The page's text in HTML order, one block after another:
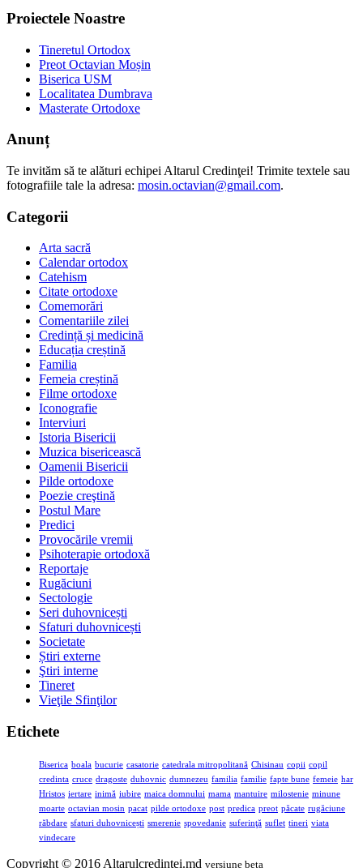
Proiectele Noastre
Tineretul Ortodox
Preot Octavian Moșin
Biserica USM
Localitatea Dumbrava
Masterate Ortodoxe
Anunț
Te invităm să te alături echipei Altarul Credinţei! Trimite textele sau
fotografiile tale la adresa: mosin.octavian@gmail.com.
Categorii
Arta sacră
Calendar ortodox
Catehism
Citate ortodoxe
Comemorări
Comentariile zilei
Credință și medicină
Educația creștină
Familia
Femeia creștină
Filme ortodoxe
Iconografie
Interviuri
Istoria Bisericii
Muzica bisericească
Oamenii Bisericii
Pilde ortodoxe
Poezie creştină
Postul Mare
Predici
Provocările vremii
Psihoterapie ortodoxă
Reportaje
Rugăciuni
Sectologie
Seri duhovnicești
Sfaturi duhovnicești
Societate
Știri externe
Ştiri interne
Tineret
Vieţile Sfinţilor
Etichete
Biserica boala bucurie casatorie catedrala mitropolitană Chisinau copii copil
credinta cruce dragoste duhovnic dumnezeu familia familie fapte bune femeie har
Hristos iertare inimă iubire maica domnului mama mantuire milostenie minune
moarte octavian mosin pacat pilde ortodoxe post predica preot păcate rugăciune
răbdare sfaturi duhovnicești smerenie spovedanie suferinţă suflet tineri viata
vindecare
Copyright © 2016 Altarulcredinței.md versiune beta